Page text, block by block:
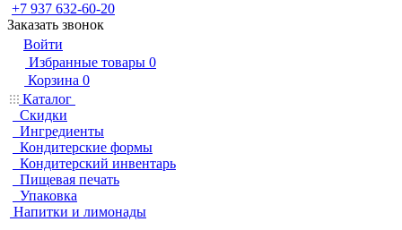
+7 937 632-60-20
Заказать звонок
Войти
Избранные товары 0
Корзина 0
Каталог
Скидки
Ингредиенты
Кондитерские формы
Кондитерский инвентарь
Пищевая печать
Упаковка
Напитки и лимонады